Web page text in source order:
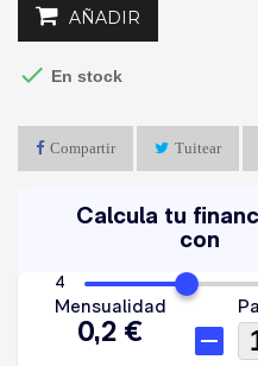
AÑADIR
 En stock
Compartir Tuitear